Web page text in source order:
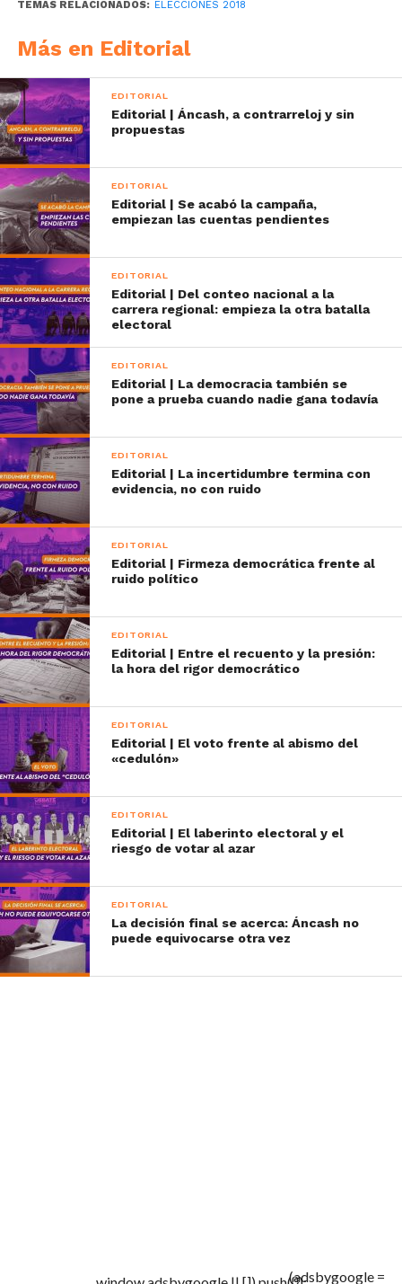
TEMAS RELACIONADOS: ELECCIONES 2018
Más en Editorial
EDITORIAL
Editorial | Áncash, a contrarreloj y sin
propuestas
EDITORIAL
Editorial | Se acabó la campaña,
empiezan las cuentas pendientes
EDITORIAL
Editorial | Del conteo nacional a la
carrera regional: empieza la otra batalla
electoral
EDITORIAL
Editorial | La democracia también se
pone a prueba cuando nadie gana todavía
EDITORIAL
Editorial | La incertidumbre termina con
evidencia, no con ruido
EDITORIAL
Editorial | Firmeza democrática frente al
ruido político
EDITORIAL
Editorial | Entre el recuento y la presión:
la hora del rigor democrático
EDITORIAL
Editorial | El voto frente al abismo del
«cedulón»
EDITORIAL
Editorial | El laberinto electoral y el
riesgo de votar al azar
EDITORIAL
La decisión final se acerca: Áncash no
puede equivocarse otra vez
(adsbygoogle =